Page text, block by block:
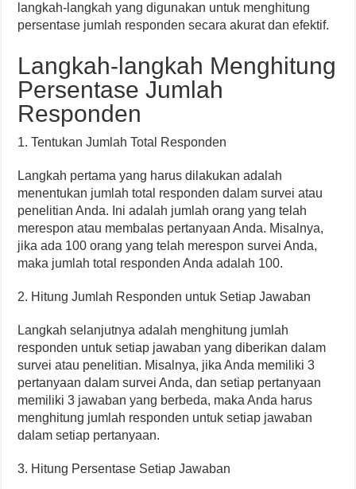
langkah-langkah yang digunakan untuk menghitung
persentase jumlah responden secara akurat dan efektif.
Langkah-langkah Menghitung
Persentase Jumlah
Responden
1. Tentukan Jumlah Total Responden
Langkah pertama yang harus dilakukan adalah
menentukan jumlah total responden dalam survei atau
penelitian Anda. Ini adalah jumlah orang yang telah
merespon atau membalas pertanyaan Anda. Misalnya,
jika ada 100 orang yang telah merespon survei Anda,
maka jumlah total responden Anda adalah 100.
2. Hitung Jumlah Responden untuk Setiap Jawaban
Langkah selanjutnya adalah menghitung jumlah
responden untuk setiap jawaban yang diberikan dalam
survei atau penelitian. Misalnya, jika Anda memiliki 3
pertanyaan dalam survei Anda, dan setiap pertanyaan
memiliki 3 jawaban yang berbeda, maka Anda harus
menghitung jumlah responden untuk setiap jawaban
dalam setiap pertanyaan.
3. Hitung Persentase Setiap Jawaban